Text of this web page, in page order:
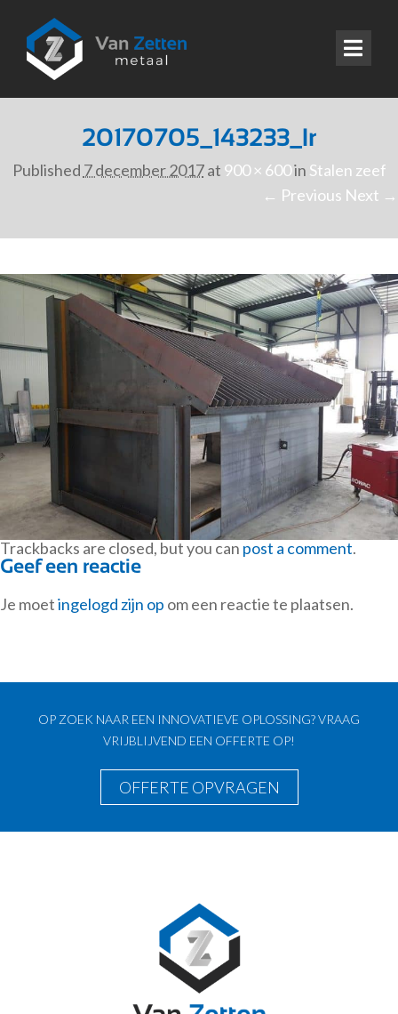
20170705_143233_lr
Published 7 december 2017at 900 × 600in Stalen zeef
← Previous Next →
Trackbacks are closed, but you can post a comment.
Geef een reactie
Je moetingelogd zijn op om een reactie te plaatsen.
OP ZOEK NAAR EEN INNOVATIEVE OPLOSSING? VRAAG
VRIJBLIJVEND EEN OFFERTE OP!
OFFERTE OPVRAGEN